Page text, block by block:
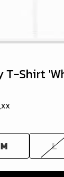
3
T-Shirt
M L